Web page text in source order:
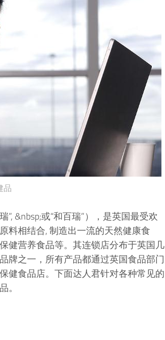
品
”, &nbsp;或“和百瑞”），是英国最受欢
料相结合, 制造出一流的天然健康食
健营养食品等。其连锁店分布于英国几
牌之一，所有产品都通过英国食品部门
健食品店。下面达人君针对各种常见的
。